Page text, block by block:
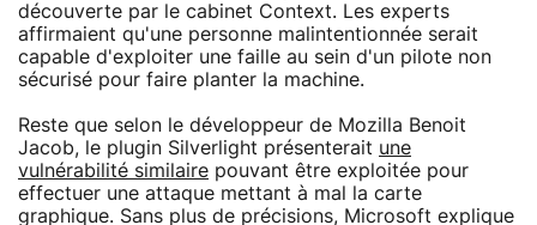
découverte par le cabinet Context. Les experts
affirmaient qu'une personne malintentionnée serait
capable d'exploiter une faille au sein d'un pilote non
sécurisé pour faire planter la machine.
Reste que selon le développeur de Mozilla Benoit
Jacob, le plugin Silverlight présenterait une
vulnérabilité similaire pouvant être exploitée pour
effectuer une attaque mettant à mal la carte
graphique. Sans plus de précisions, Microsoft explique